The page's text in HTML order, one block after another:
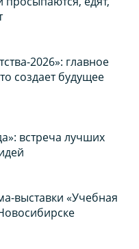
2026»: главное
создает будущее
встреча лучших
выставки «Учебная